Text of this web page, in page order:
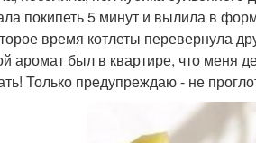
покипеть 5 минут и вылила в
время котлеты перевернула
аромат был в квартире, что меня
Только предупреждаю - не